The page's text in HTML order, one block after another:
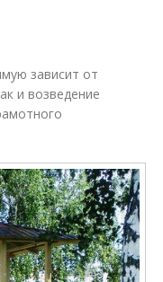
зависит от
и возведение